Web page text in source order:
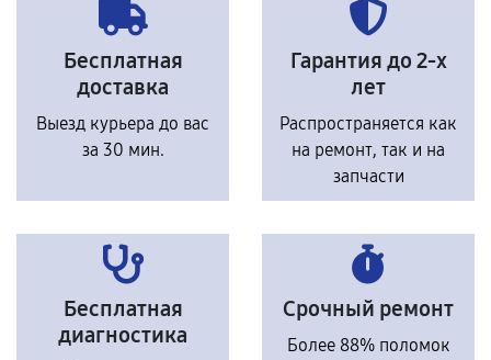
Бесплатная
доставка
Выезд курьера до вас
за 30 мин.
Гарантия до 2-х
лет
Распространяется как
на ремонт, так и на
запчасти
Бесплатная
диагностика
Срочный ремонт
Более 88% поломок